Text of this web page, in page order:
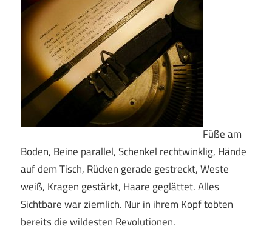
Füße am
Boden, Beine parallel, Schenkel rechtwinklig, Hände
auf dem Tisch, Rücken gerade gestreckt, Weste
weiß, Kragen gestärkt, Haare geglättet. Alles
Sichtbare war ziemlich. Nur in ihrem Kopf tobten
bereits die wildesten Revolutionen.